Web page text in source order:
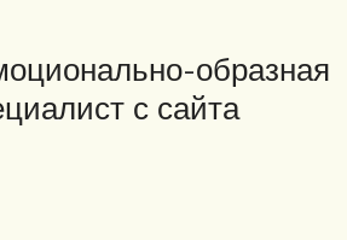
образная
с сайта